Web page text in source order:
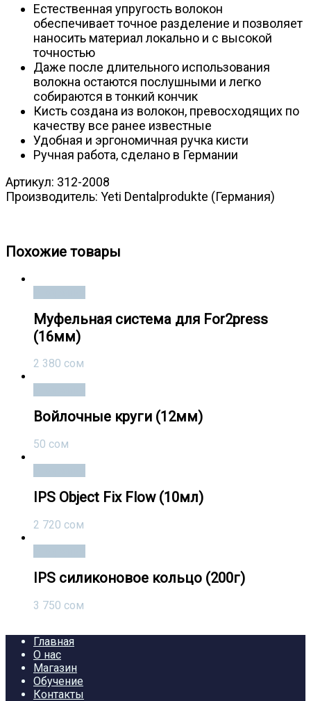
Естественная упругость волокон
обеспечивает точное разделение и позволяет
наносить материал локально и с высокой
точностью
Даже после длительного использования
волокна остаются послушными и легко
собираются в тонкий кончик
Кисть создана из волокон, превосходящих по
качеству все ранее известные
Удобная и эргономичная ручка кисти
Ручная работа, сделано в Германии
Артикул: 312-2008
Производитель: Yeti Dentalprodukte (Германия)
Похожие товары
Муфельная система для For2press
(16мм)
2 380 сом
Войлочные круги (12мм)
50 сом
IPS Object Fix Flow (10мл)
2 720 сом
IPS силиконовое кольцо (200г)
3 750 сом
Главная
О нас
Магазин
Обучение
Контакты